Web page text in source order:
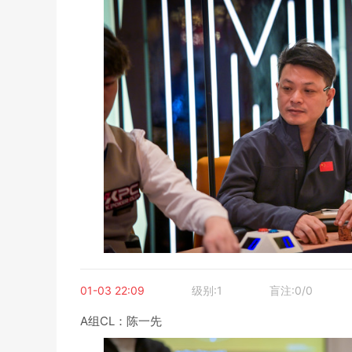
01-03 22:09 级别:1 盲注:0/0
A组CL：陈一先